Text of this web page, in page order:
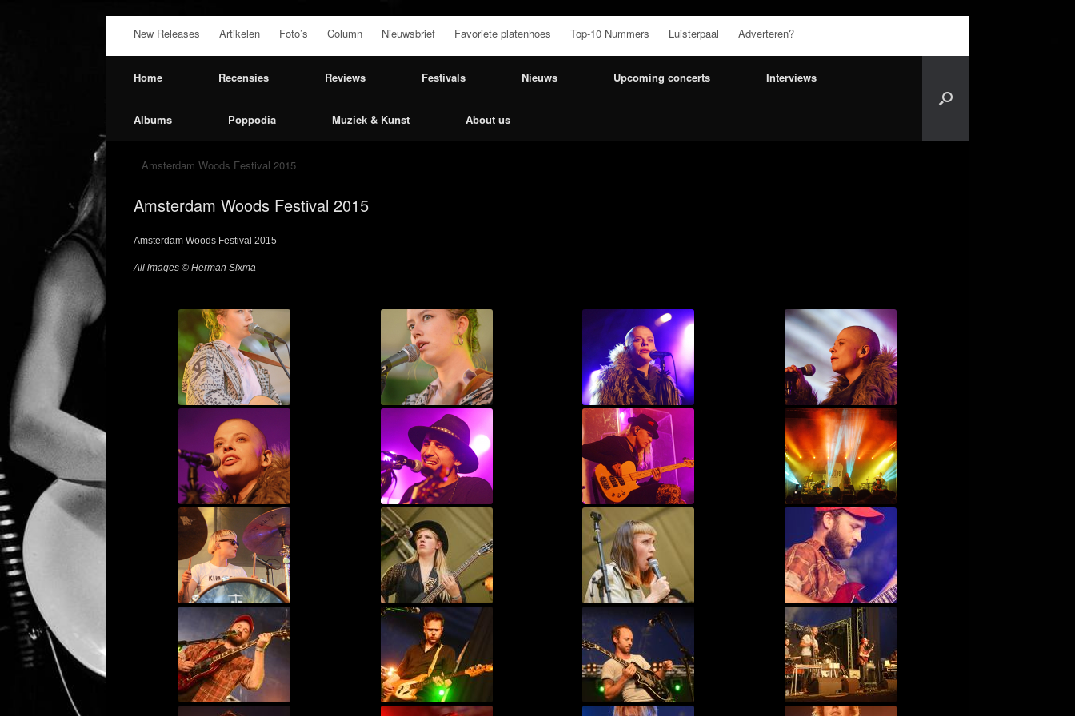
de
New Releases Artikelen Foto’s Column Nieuwsbrief Favoriete platenhoes Top-10 Nummers Luisterpaal Adverteren?
Home Recensies Reviews Festivals Nieuws Upcoming concerts Interviews
Albums Poppodia Muziek & Kunst About us
Amsterdam Woods Festival 2015
Amsterdam Woods Festival 2015
Amsterdam Woods Festival 2015
All images © Herman Sixma